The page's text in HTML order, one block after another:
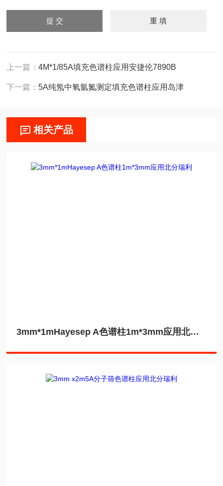
上一篇：4M*1/85A填充色谱柱应用安捷伦7890B
下一篇：5A纯氖中氧氩氮测定填充色谱柱应用岛津
相关产品
3mm*1mHayesep A色谱柱1m*3mm应用北分瑞利